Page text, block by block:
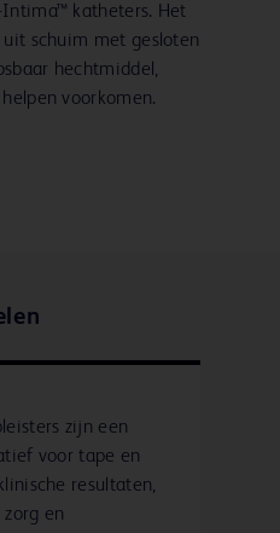
katheters. Het
schuim met gesloten
hechtmiddel,
voorkomen.
zijn een
voor tape en
resultaten,
en